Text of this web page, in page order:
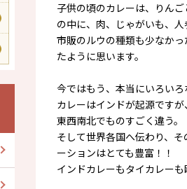
子供の頃のカレーは、りん
の中に、肉、じゃがいも、人
市販のルウの種類も少なか
たように思います。
今ではもう、本当にいろいろ
カレーはインドが起源です
東西南北でものすごく違う。
そして世界各国へ伝わり、
ーションはとても豊富！！
インドカレーもタイカレーも